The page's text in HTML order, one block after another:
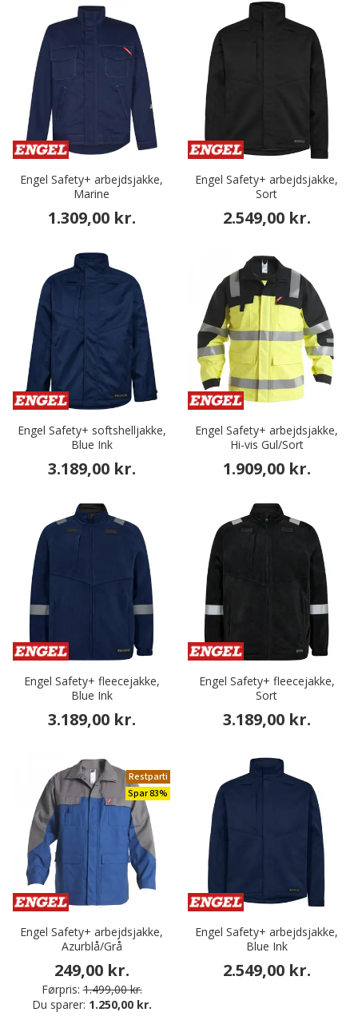
Engel Safety+ arbejdsjakke,
Marine
1.309,00 kr.
Engel Safety+ arbejdsjakke,
Sort
2.549,00 kr.
Engel Safety+ softshelljakke,
Blue Ink
3.189,00 kr.
Engel Safety+ arbejdsjakke,
Hi-vis Gul/Sort
1.909,00 kr.
Engel Safety+ fleecejakke,
Blue Ink
3.189,00 kr.
Engel Safety+ fleecejakke,
Sort
3.189,00 kr.
Restparti
Spar 83%
Engel Safety+ arbejdsjakke,
Azurblå/Grå
249,00 kr.
Førpris: 1.499,00 kr.
Du sparer: 1.250,00 kr.
Engel Safety+ arbejdsjakke,
Blue Ink
2.549,00 kr.